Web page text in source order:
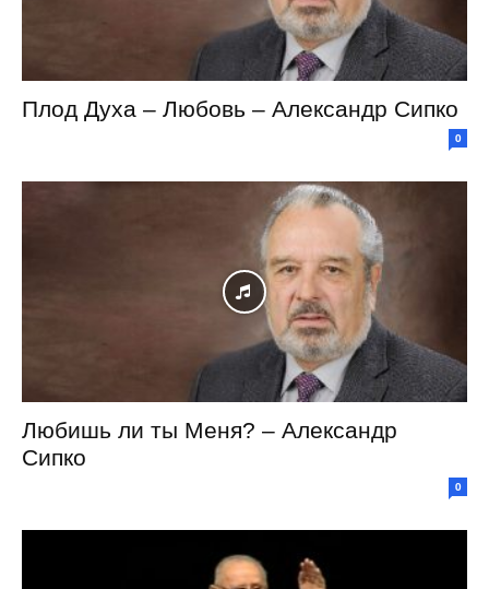
Плод Духа – Любовь – Александр Сипко
0
Любишь ли ты Меня? – Александр
Сипко
0